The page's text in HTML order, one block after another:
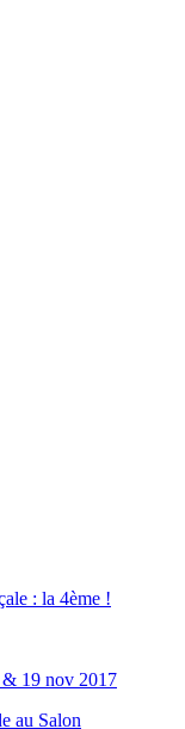
: la 4ème !
19 nov 2017
au Salon